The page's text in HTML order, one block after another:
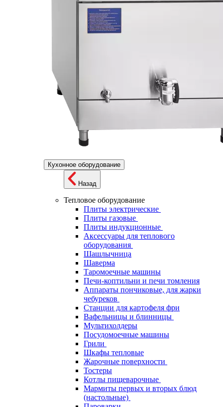
Кухонное оборудование
Назад
Тепловое оборудование
Плиты электрические
Плиты газовые
Плиты индукционные
Аксессуары для теплового
оборудования
Шашлычница
Шаверма
Таромоечные машины
Печи-коптильни и печи томления
Аппараты пончиковые, для жарки
чебуреков
Станции для картофеля фри
Вафельницы и блинницы
Мультихолдеры
Посудомоечные машины
Грили
Шкафы тепловые
Жарочные поверхности
Тостеры
Котлы пищеварочные
Мармиты первых и вторых блюд
(настольные)